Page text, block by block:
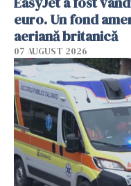
euro. Un fond
aeriană britanică
07 AUGUST 2026